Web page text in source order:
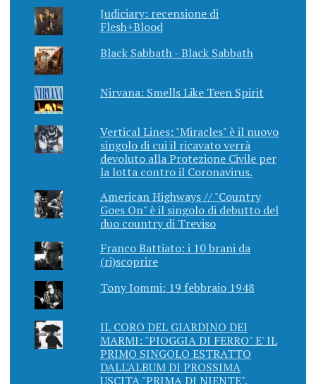
Judiciary: recensione di
Flesh+Blood
Black Sabbath - Black Sabbath
Nirvana: Smells Like Teen Spirit
Vertical Lines: "Miracles" è il nuovo
singolo di cui il ricavato verrà
devoluto alla Protezione Civile per
la lotta contro il Coronavirus.
American Highways // "Country
Goes On" è il singolo di debutto del
duo country di Treviso
Franco Battiato: i 10 brani da
(ri)scoprire
Tony Iommi: 19 febbraio 1948
IL CORO DEL GIARDINO DEI
MARMI: "PIOGGIA DI FERRO" E' IL
PRIMO SINGOLO ESTRATTO
DALL'ALBUM DI PROSSIMA
USCITA "PRIMA DI NIENTE".